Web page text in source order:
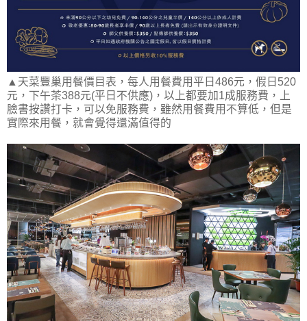
▲天菜豐巢用餐價目表，每人用餐費用平日486元，假日520
元，下午茶388元(平日不供應)，以上都要加1成服務費，上
臉書按讚打卡，可以免服務費，雖然用餐費用不算低，但是
實際來用餐，就會覺得還滿值得的